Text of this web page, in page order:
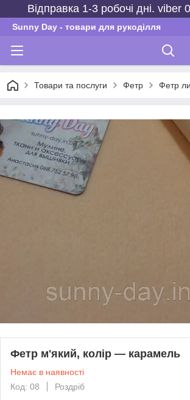
Відправка 1-3 робочі дні. viber
Sunny Day - товари для рукоділля
Товари та послуги Фетр Фетр
Фетр м'який, колір — карамель
Немає в наявності
Код: 08
Роздріб